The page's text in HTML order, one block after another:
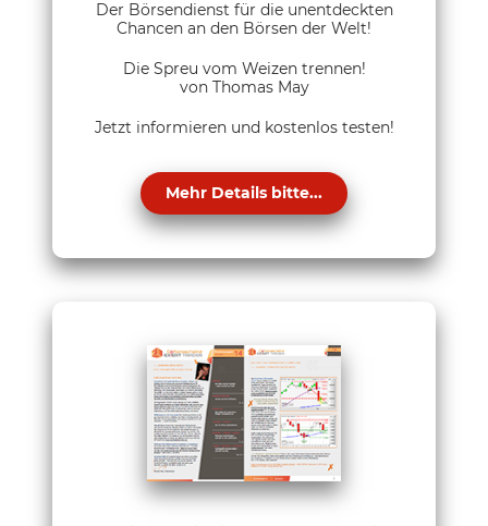
Der Börsendienst für die unentdeckten
Chancen an den Börsen der Welt!
Die Spreu vom Weizen trennen!
von Thomas May
Jetzt informieren und kostenlos testen!
Mehr Details bitte...